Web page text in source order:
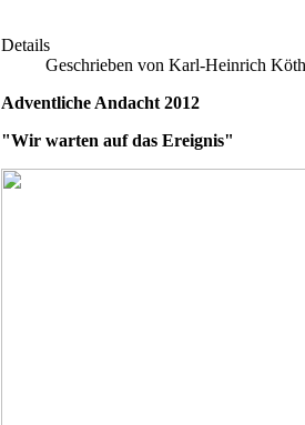
Details
Geschrieben von Karl-Heinrich
Adventliche Andacht 2012
"Wir warten auf das Ereignis"